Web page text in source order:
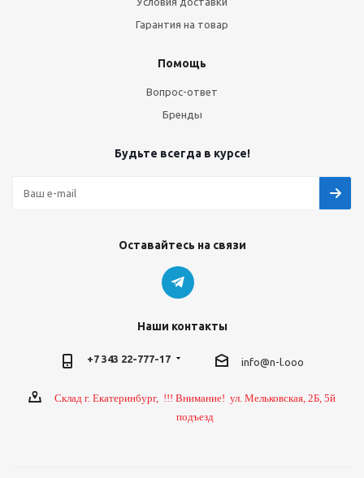
Гарантия на товар
Помощь
Вопрос-ответ
Бренды
Будьте всегда в курсе!
Оставайтесь на связи
Наши контакты
+7 343 22-777-17 info@n-l.ooo
Склад г. Екатеринбург, !!! Внимание! ул. Мельковская, 2Б, 5й
подъезд